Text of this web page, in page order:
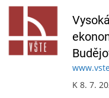
K 8. 7.